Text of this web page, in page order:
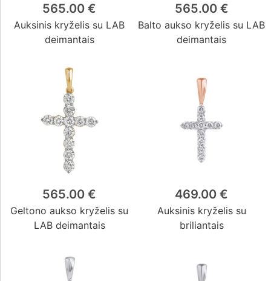
565.00 €
Auksinis kryželis su LAB
deimantais
565.00 €
Balto aukso kryželis su LAB
deimantais
565.00 €
Geltono aukso kryželis su
LAB deimantais
469.00 €
Auksinis kryželis su
briliantais